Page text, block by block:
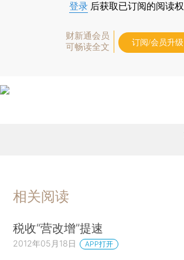
登录 后获取已订阅的阅读
财新通会员
可畅读全文
订阅/会员升级
相关阅读
税收“营改增”提速
2012年05月18日 APP打开